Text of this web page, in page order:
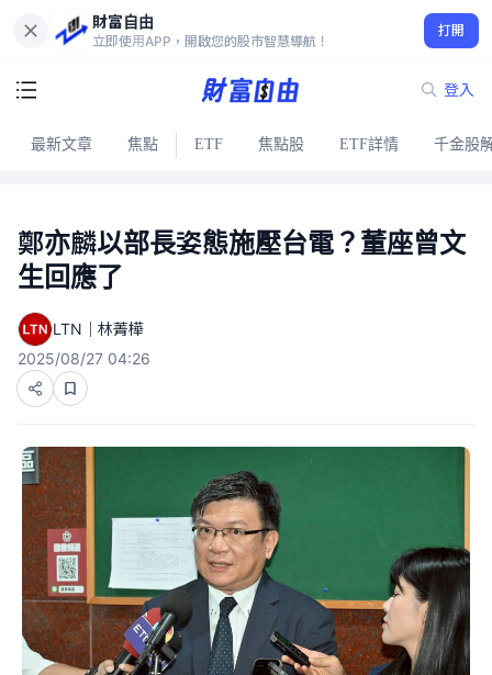
財富自由
立即使用APP，開啟您的股市智慧導航！
打開
登入
最新文章 焦點 ETF 焦點股 ETF詳情 千金股
鄭亦麟以部長姿態施壓台電？董座曾文
生回應了
LTN｜林菁樺
2025/08/27 04:26